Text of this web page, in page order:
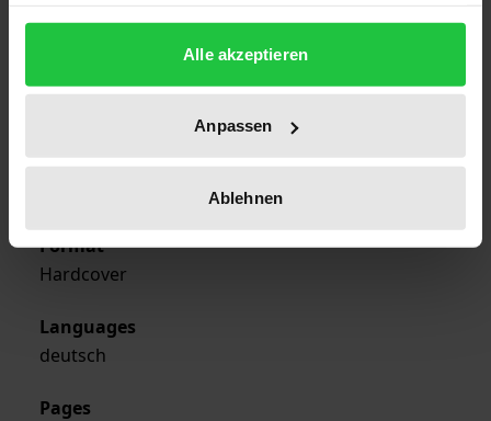
gesammelt haben.
Alle akzeptieren
Anpassen
Ablehnen
Aug 3, 1994
Year of Publication
Publisher
Format
Hardcover
Languages
deutsch
Pages